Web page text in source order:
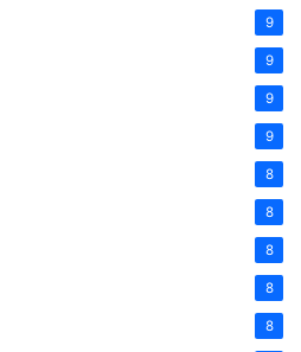
9
9
9
9
8
8
8
8
8